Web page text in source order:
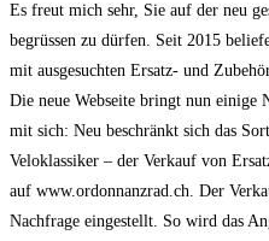
Es freut mich sehr, Sie auf der neu
begrüssen zu dürfen. Seit 2015
mit ausgesuchten Ersatz- und
Die neue Webseite bringt nun einige
mit sich: Neu beschränkt sich das
Veloklassiker – der Verkauf von
auf www.ordonnanzrad.ch. Der
Nachfrage eingestellt. So wird das